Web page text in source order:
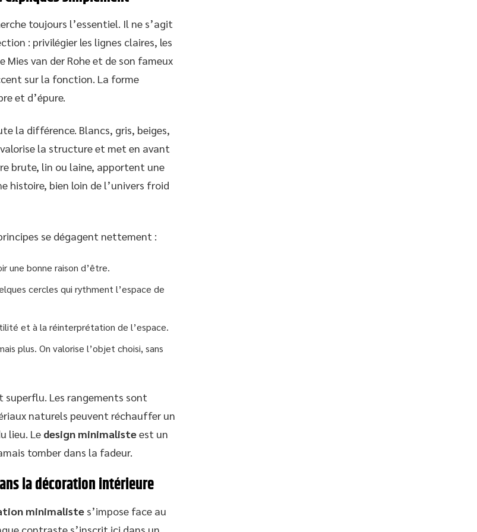
toujours l’essentiel. Il ne s’agit
: privilégier les lignes claires, les
Mies van der Rohe et de son fameux
sur la fonction. La forme
et d’épure.
la différence. Blancs, gris, beiges,
la structure et met en avant
brute, lin ou laine, apportent une
histoire, bien loin de l’univers froid
se dégagent nettement :
une bonne raison d’être.
cercles qui rythment l’espace de
et à la réinterprétation de l’espace.
plus. On valorise l’objet choisi, sans
superflu. Les rangements sont
naturels peuvent réchauffer un
lieu. Le design minimalisteest un
tomber dans la fadeur.
la décoration intérieure
minimaliste s’impose face au